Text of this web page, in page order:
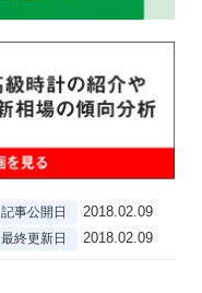
記事公開日 2018.02.09
最終更新日 2018.02.09